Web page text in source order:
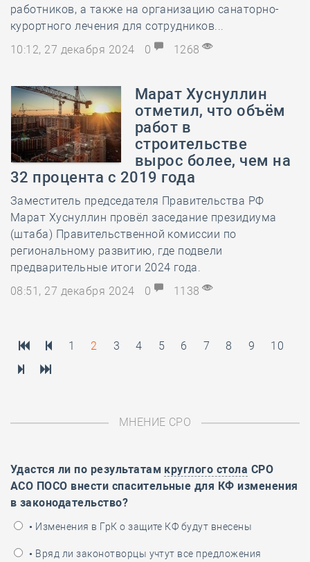
работников, а также на организацию санаторно-
курортного лечения для сотрудников...
10:12, 27 декабря 2024
0 1268
Марат Хуснуллин
отметил, что объём
работ в
строительстве
вырос более, чем на
32 процента с 2019 года
Заместитель председателя Правительства РФ
Марат Хуснуллин провёл заседание президиума
(штаба) Правительственной комиссии по
региональному развитию, где подвели
предварительные итоги 2024 года.
08:51, 27 декабря 2024
0 1138
1 2 3 4 5 6 7 8 9 10
МНЕНИЕ СРО
Удастся ли по результатам круглого стола СРО
АСО ПОСО внести спасительные для КФ изменения
в законодательство?
• Изменения в ГрК о защите КФ будут внесены
• Вряд ли законотворцы учтут все предложения